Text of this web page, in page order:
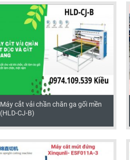
Máy cắt vải chần chăn ga gối mền
(HLD-CJ-B)